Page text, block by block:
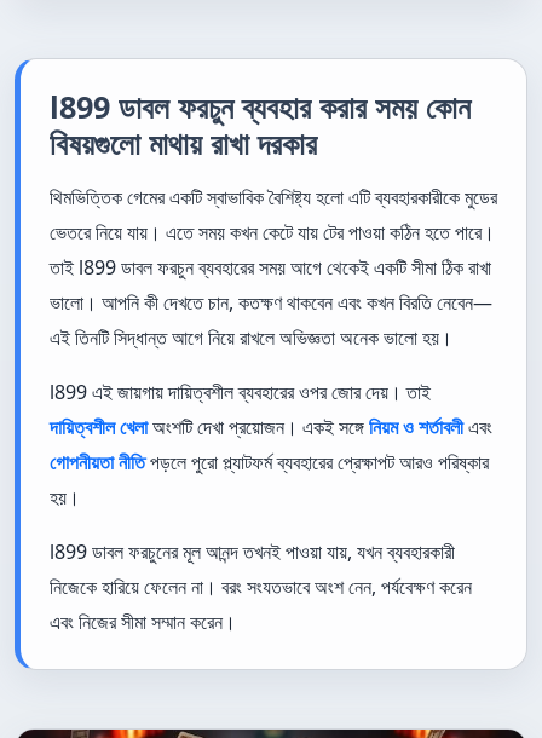
l899 ডাবল ফরচুন ব্যবহার করার সময় কোন
বিষয়গুলো মাথায় রাখা দরকার
থিমভিত্তিক গেমের একটি স্বাভাবিক বৈশিষ্ট্য হলো এটি ব্যবহারকারীকে মুডের
ভেতরে নিয়ে যায়। এতে সময় কখন কেটে যায় টের পাওয়া কঠিন হতে পারে।
তাই l899 ডাবল ফরচুন ব্যবহারের সময় আগে থেকেই একটি সীমা ঠিক রাখা
ভালো। আপনি কী দেখতে চান, কতক্ষণ থাকবেন এবং কখন বিরতি নেবেন—
এই তিনটি সিদ্ধান্ত আগে নিয়ে রাখলে অভিজ্ঞতা অনেক ভালো হয়।
l899 এই জায়গায় দায়িত্বশীল ব্যবহারের ওপর জোর দেয়। তাই
দায়িত্বশীল খেলাঅংশটি দেখা প্রয়োজন। একই সঙ্গেনিয়ম ও শর্তাবলীএবং
গোপনীয়তা নীতিপড়লে পুরো প্ল্যাটফর্ম ব্যবহারের প্রেক্ষাপট আরও পরিষ্কার
হয়।
l899 ডাবল ফরচুনের মূল আনন্দ তখনই পাওয়া যায়, যখন ব্যবহারকারী
নিজেকে হারিয়ে ফেলেন না। বরং সংযতভাবে অংশ নেন, পর্যবেক্ষণ করেন
এবং নিজের সীমা সম্মান করেন।